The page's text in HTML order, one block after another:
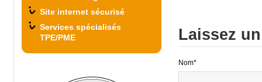
Site internet sécurisé
Services spécialisés
TPE/PME
Laissez
Nom*